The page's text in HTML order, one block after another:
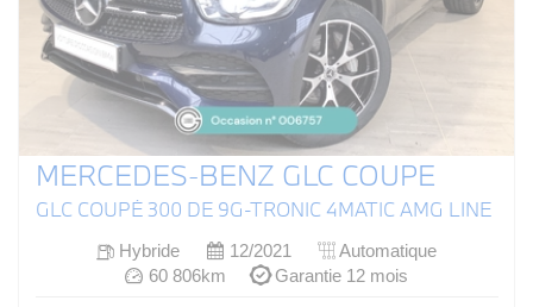
MERCEDES-BENZ GLC COUPE
GLC COUPÉ 300 DE 9G-TRONIC 4MATIC AMG LINE
Hybride 12/2021
Automatique
60 806km
Garantie 12 mois